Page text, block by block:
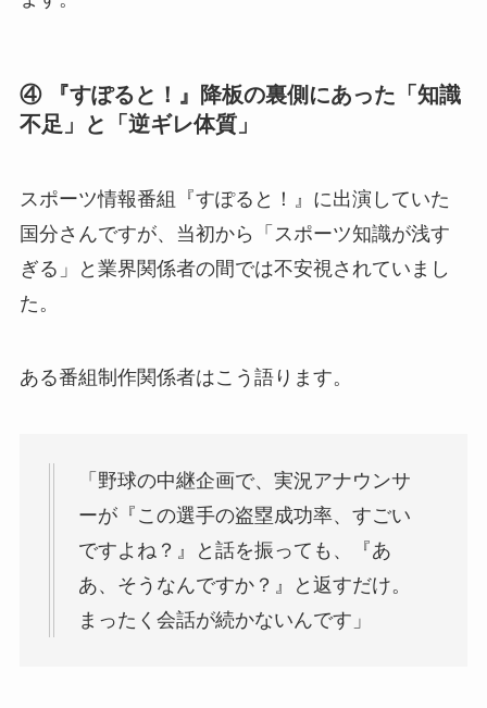
④ 『すぽると！』降板の裏側にあった「知識
不足」と「逆ギレ体質」
スポーツ情報番組『すぽると！』に出演していた
国分さんですが、当初から「スポーツ知識が浅す
ぎる」と業界関係者の間では不安視されていまし
た。
ある番組制作関係者はこう語ります。
「野球の中継企画で、実況アナウンサ
ーが『この選手の盗塁成功率、すごい
ですよね？』と話を振っても、『あ
あ、そうなんですか？』と返すだけ。
まったく会話が続かないんです」